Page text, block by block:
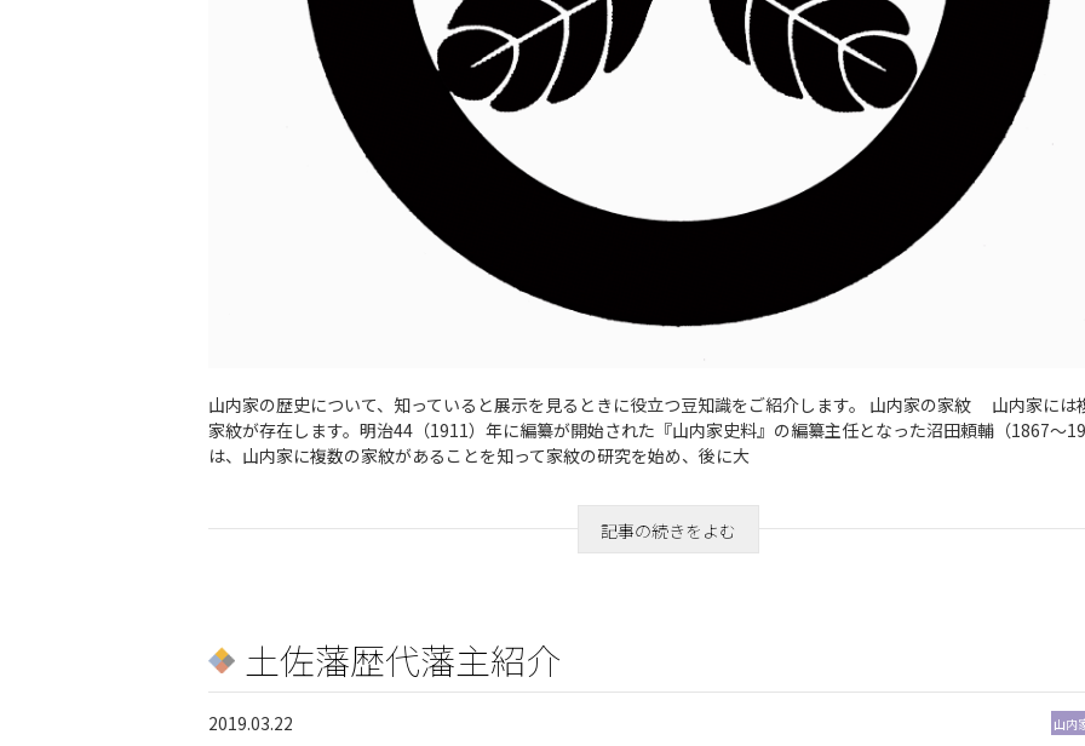
山内家の歴史について、知っていると展示を見るときに役立つ豆知識をご紹介します。 山内家の家紋 山内家には
家紋が存在します。明治44（1911）年に編纂が開始された『山内家史料』の編纂主任となった沼田頼輔（1867～
は、山内家に複数の家紋があることを知って家紋の研究を始め、後に大
記事の続きをよむ
土佐藩歴代藩主紹介
2019.03.22 山内